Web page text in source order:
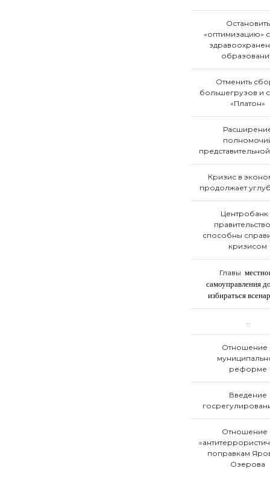
Остановить
«оптимизацию»
Отменить
большегрузов и
«Платон»
Кризис в
продолжает
Центробанк
способны
кризисом
Главы
самоуправления
избираться
...
Отношение
реформе
Введение
Отношение
поправкам
Озерова